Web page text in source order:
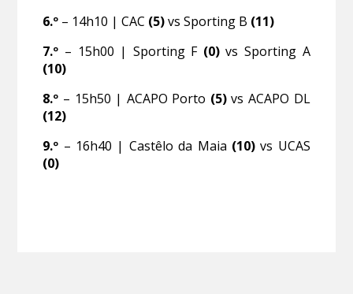
6.º – 14h10 | CAC (5)vs Sporting B (11)
7.º – 15h00 | Sporting F(0)vs Sporting A
(10)
8.º – 15h50 | ACAPO Porto (5)vs ACAPO DL
(12)
9.º – 16h40 | Castêlo da Maia (10)vs UCAS
(0)